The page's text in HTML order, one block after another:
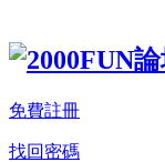
免費註冊
找回密碼